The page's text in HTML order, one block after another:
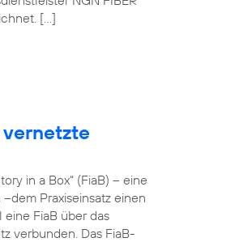
[…]
in a Box“ (FiaB) – eine
Praxiseinsatz einen
FiaB über das
verbunden. Das FiaB-